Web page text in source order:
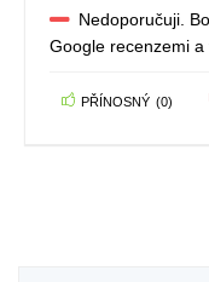
Nedoporučuji.
Google recenzemi a
PŘÍNOSNÝ (0)